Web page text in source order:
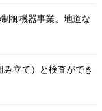
御機器事業、地道な
立て）と検査ができ